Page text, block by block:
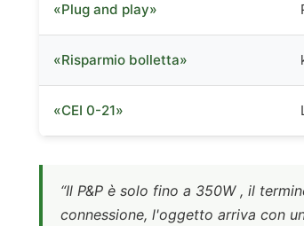
«Plug and play»
«Risparmio bolletta»
«CEI 0-21»
“Il P&P è solo fino a 350W , il
connessione, l'oggetto arriva con